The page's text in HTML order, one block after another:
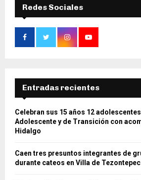
Redes Sociales
Entradas recientes
Celebran sus 15 años 12
Adolescente y de Transición con
Hidalgo
Caen tres presuntos integrantes de
durante cateos en Villa de Tezontepec